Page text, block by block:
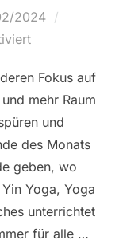
2024
Fokus auf
mehr Raum
und
des Monats
geben, wo
Yoga, Yoga
unterrichtet
für alle …